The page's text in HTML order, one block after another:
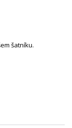
šatníku.